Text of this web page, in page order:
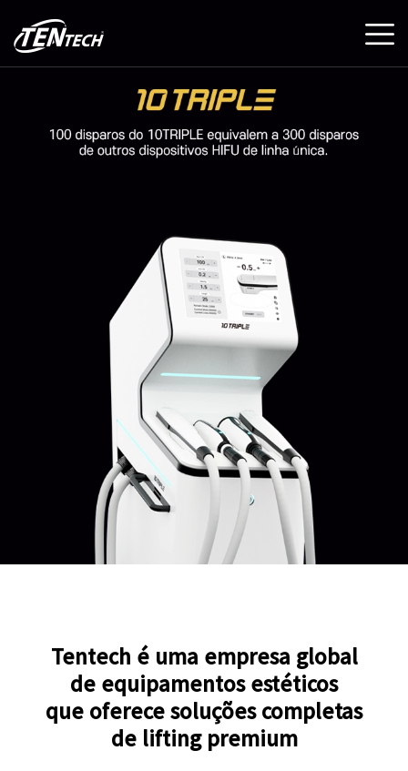
Tentech é uma empresa global
de equipamentos estéticos
que oferece soluções completas
de lifting premium